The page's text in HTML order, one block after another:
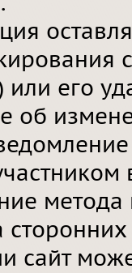
или его
об
сайт